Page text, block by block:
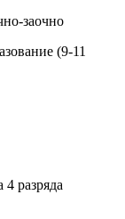
заочно
(9-11
разряда